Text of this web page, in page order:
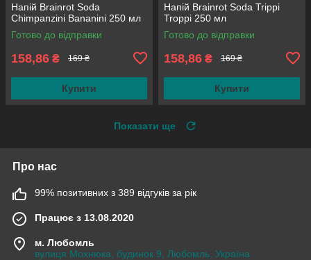
Напій Brainrot Soda
Chimpanzini Bananini 250 мл
Готово до відправки
158,86 ₴ 169 ₴
Купити
Напій Brainrot Soda Trippi
Troppi 250 мл
Готово до відправки
158,86 ₴ 169 ₴
Купити
Показати ще
Про нас
99% позитивних з 389 відгуків за рік
Працює з 13.08.2020
м. Любомль
вулиця Мохнюка, будинок 9, Любомль, Україна